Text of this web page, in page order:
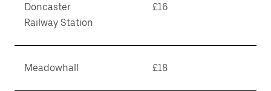
Doncaster
Railway Station
£16
Meadowhall £18